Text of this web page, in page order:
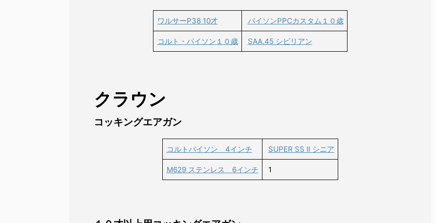
ワルサーP38 10才 パイソンPPCカスタム１０歳
コルト・パイソン１０歳 SAA.45 シビリアン
クラウン
コッキングエアガン
コルトパイソン 4インチ SUPER SS Ⅱ シニア
M629 ステンレス 6インチ 1